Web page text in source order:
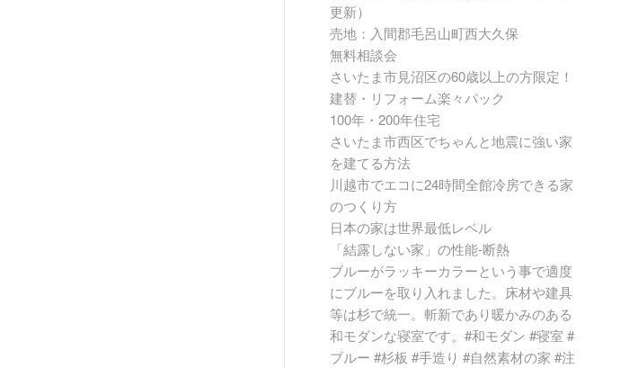
更新）
売地：入間郡毛呂山町西大久保
無料相談会
さいたま市見沼区の60歳以上の方限定！
建替・リフォーム楽々パック
100年・200年住宅
さいたま市西区でちゃんと地震に強い家
を建てる方法
川越市でエコに24時間全館冷房できる家
のつくり方
日本の家は世界最低レベル
「結露しない家」の性能-断熱
ブルーがラッキーカラーという事で適度
にブルーを取り入れました。床材や建具
等は杉で統一。斬新であり暖かみのある
和モダンな寝室です。#和モダン #寝室 #
ブルー #杉板 #手造り #自然素材の家 #注